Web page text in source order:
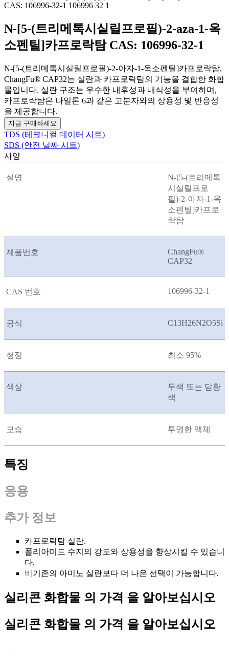
N-[5-(트리메톡시실릴프로필)-2-aza-1-옥
소펜틸]카프로락탐 CAS: 106996-32-1
N-[5-(트리메톡시실릴프로필)-2-아자-1-옥소펜틸]카프로락탐,
ChangFu® CAP32는 실란과 카프로락탐의 기능을 결합한 화합
물입니다. 실란 구조는 우수한 내후성과 내식성을 부여하며,
카프로락탐은 나일론 6과 같은 고분자와의 상용성 및 반응성
을 제공합니다.
지금 구매하세요
TDS (테크니컬 데이터 시트)
SDS (안전 날짜 시트)
사양
설명
N-[5-(트리메톡
시실릴프로
필)-2-아자-1-옥
소펜틸]카프로
락탐
제품번호
ChangFu®
CAP32
CAS 번호 106996-32-1
공식 C13H26N2O5Si
청정 최소 95%
색상
무색 또는 담황
색
모습 투명한 액체
특징
응용
추가 정보
카프로락탐 실란.
폴리아미드 수지의 강도와 상용성을 향상시킬 수 있습니
다.
비 기존의 아미노 실란보다 더 나은 선택이 가능합니다.
실리콘 화합물 의 가격 을 알아보십시오
실리콘 화합물 의 가격 을 알아보십시오